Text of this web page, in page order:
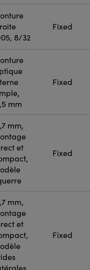
8/32
Fixed
mm
Fixed
mm,
et
Fixed
mm,
et
Fixed